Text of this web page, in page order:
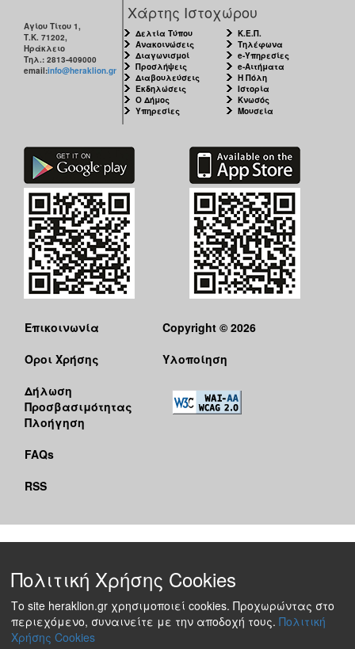
Αγίου Τίτου 1,
Τ.Κ. 71202,
Ηράκλειο
Τηλ.: 2813-409000
email:info@heraklion.gr
Χάρτης Ιστοχώρου
Δελτία Τύπου
Ανακοινώσεις
Διαγωνισμοί
Προσλήψεις
Διαβουλεύσεις
Εκδηλώσεις
Ο Δήμος
Υπηρεσίες
Κ.Ε.Π.
Τηλέφωνα
e-Υπηρεσίες
e-Αιτήματα
Η Πόλη
Ιστορία
Κνωσός
Μουσεία
Επικοινωνία
Όροι Χρήσης
Δήλωση
Προσβασιμότητας
Πλοήγηση
FAQs
RSS
Copyright © 2026
Υλοποίηση
Πολιτική Χρήσης Cookies
Το site heraklion.gr χρησιμοποιεί cookies. Προχωρώντας στο
περιεχόμενο, συναινείτε με την αποδοχή τους. Πολιτική
Χρήσης Cookies